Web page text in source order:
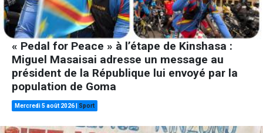
« Pedal for Peace » à l’étape de Kinshasa :
Miguel Masaisai adresse un message au
président de la République lui envoyé par la
population de Goma
Mercredi 5 août 2026 Sport